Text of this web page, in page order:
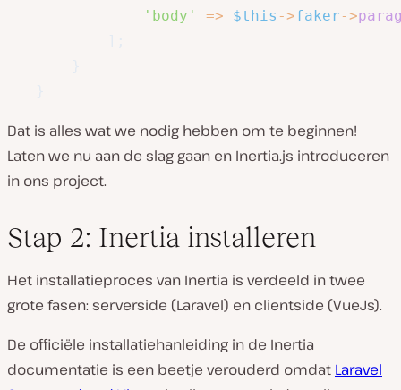
'body'
=> $this ->faker->
Dat is alles wat we nodig hebben om te beginnen!
Laten we nu aan de slag gaan en Inertia.js introduceren
in ons project.
Stap 2: Inertia installeren
Het installatieproces van Inertia is verdeeld in twee
grote fasen: serverside (Laravel) en clientside (VueJs).
De officiële installatiehanleiding in de Inertia
documentatie is een beetje verouderd omdat Laravel